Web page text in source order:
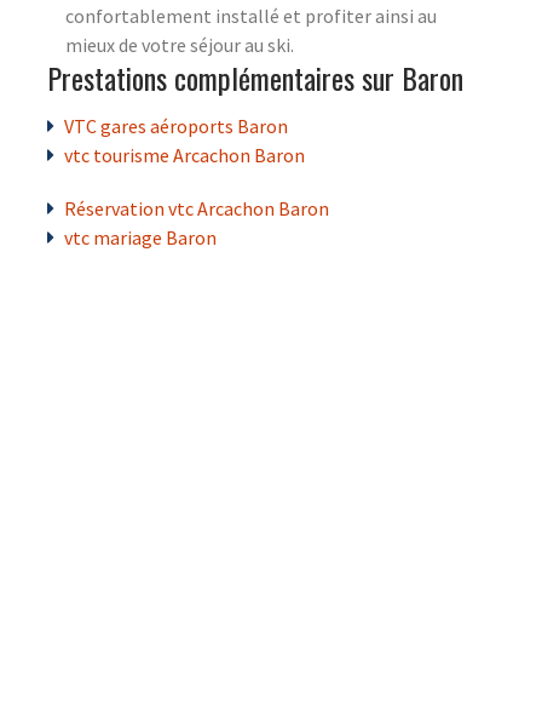
confortablement installé et profiter ainsi au
mieux de votre séjour au ski.
Prestations complémentaires sur Baron
VTC gares aéroports Baron
vtc tourisme Arcachon Baron
Réservation vtc Arcachon Baron
vtc mariage Baron